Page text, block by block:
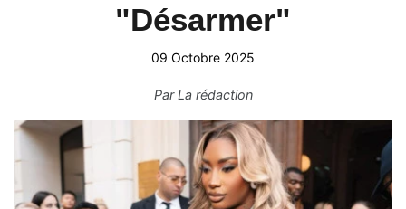
"Désarmer"
09 Octobre 2025
ParLa rédaction